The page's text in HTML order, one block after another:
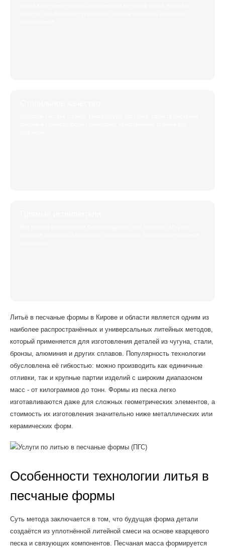
Литьё в песчаные формы в Кирове и области является одним из
наиболее распространённых и универсальных литейных методов,
который применяется для изготовления деталей из чугуна, стали,
бронзы, алюминия и других сплавов. Популярность технологии
обусловлена её гибкостью: можно производить как единичные
отливки, так и крупные партии изделий с широким диапазоном
масс - от килограммов до тонн. Формы из песка легко
изготавливаются даже для сложных геометрических элементов, а
стоимость их изготовления значительно ниже металлических или
керамических форм.
Особенности технологии литья в
песчаные формы
Суть метода заключается в том, что будущая форма детали
создаётся из уплотнённой литейной смеси на основе кварцевого
песка и связующих компонентов. Песчаная масса формируется